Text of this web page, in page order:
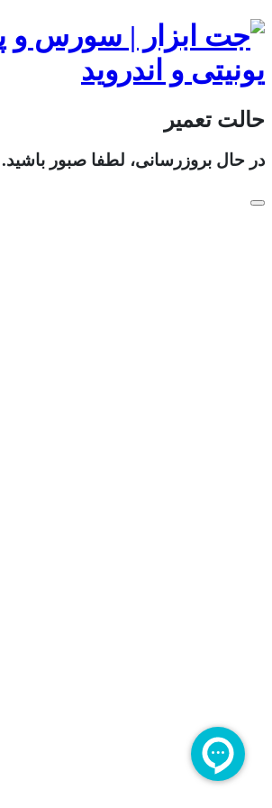
حالت تعمیر
در حال بروزرسانی، لطفا صبور باشید.